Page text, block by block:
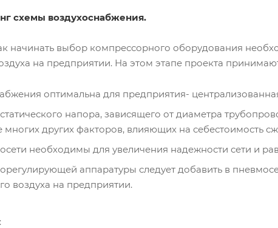
схемы воздухоснабжения.
начинать выбор компрессорного оборудования
на предприятии. На этом этапе проекта
оптимальна для предприятия-
напора, зависящего от диаметра
многих других факторов, влияющих на себестоимость
необходимы для увеличения надежности сети и
аппаратуры следует добавить в
воздуха на предприятии.